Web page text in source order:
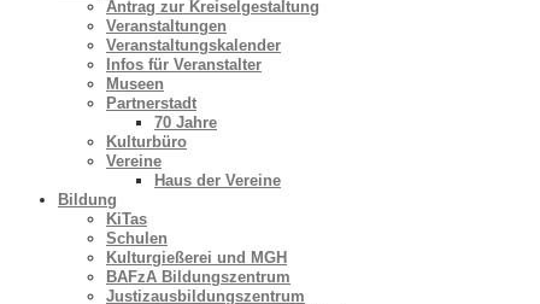
Antrag zur Kreiselgestaltung
Veranstaltungen
Veranstaltungskalender
Infos für Veranstalter
Museen
Partnerstadt
70 Jahre
Kulturbüro
Vereine
Haus der Vereine
Bildung
KiTas
Schulen
Kulturgießerei und MGH
BAFzA Bildungszentrum
Justizausbildungszentrum